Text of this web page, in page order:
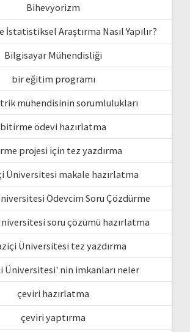
Bihevyorizm
İstatistiksel Araştırma Nasıl Yapılır?
Bilgisayar Mühendisliği
bir eğitim programı
mühendisinin sorumlulukları
bitirme ödevi hazırlatma
projesi için tez yazdırma
Üniversitesi makale hazırlatma
Ödevcim Soru Çözdürme
soru çözümü hazırlatma
Üniversitesi tez yazdırma
Üniversitesi' nin imkanları neler
çeviri hazırlatma
çeviri yaptırma